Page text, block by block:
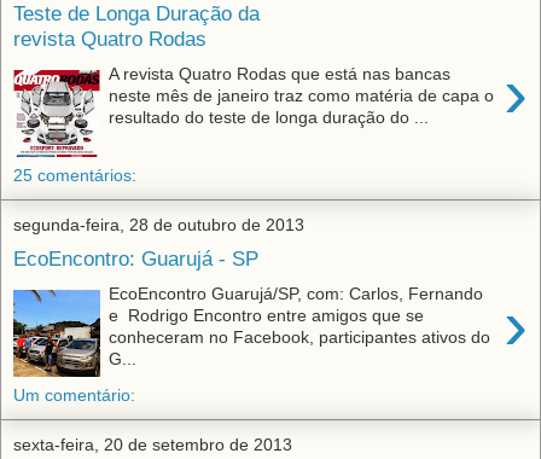
Teste de Longa Duração da
revista Quatro Rodas
›
A revista Quatro Rodas que está nas bancas
neste mês de janeiro traz como matéria de capa o
resultado do teste de longa duração do ...
25 comentários:
segunda-feira, 28 de outubro de 2013
EcoEncontro: Guarujá - SP
›
EcoEncontro Guarujá/SP, com: Carlos, Fernando
e Rodrigo Encontro entre amigos que se
conheceram no Facebook, participantes ativos do
G...
Um comentário:
sexta-feira, 20 de setembro de 2013